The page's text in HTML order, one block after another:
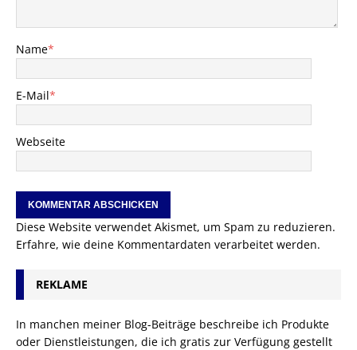
Name*
E-Mail*
Webseite
Diese Website verwendet Akismet, um Spam zu reduzieren.
Erfahre, wie deine Kommentardaten verarbeitet werden.
REKLAME
In manchen meiner Blog-Beiträge beschreibe ich Produkte
oder Dienstleistungen, die ich gratis zur Verfügung gestellt